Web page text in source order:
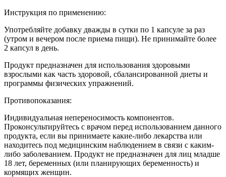
Инструкция по применению:
Употребляйте добавку дважды в сутки по 1 капсуле за раз
(утром и вечером после приема пищи). Не принимайте более
2 капсул в день.
Продукт предназначен для использования здоровыми
взрослыми как часть здоровой, сбалансированной диеты и
программы физических упражнений.
Противопоказания:
Индивидуальная непереносимость компонентов.
Проконсультируйтесь с врачом перед использованием данного
продукта, если вы принимаете какие-либо лекарства или
находитесь под медицинским наблюдением в связи с каким-
либо заболеванием. Продукт не предназначен для лиц младше
18 лет, беременных (или планирующих беременность) и
кормящих женщин.